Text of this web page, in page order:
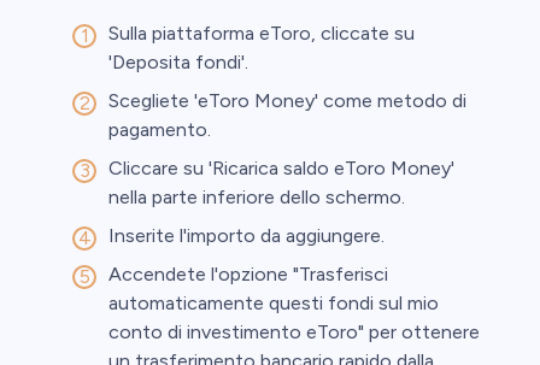
Sulla piattaforma eToro, cliccate su
'Deposita fondi'.
Scegliete 'eToro Money' come metodo di
pagamento.
Cliccare su 'Ricarica saldo eToro Money'
nella parte inferiore dello schermo.
Inserite l'importo da aggiungere.
Accendete l'opzione "Trasferisci
automaticamente questi fondi sul mio
conto di investimento eToro" per ottenere